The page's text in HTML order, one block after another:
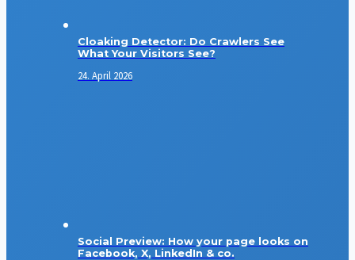
Cloaking Detector: Do Crawlers See
What Your Visitors See?
24. April 2026
Social Preview: How your page looks on
Facebook, X, LinkedIn & co.